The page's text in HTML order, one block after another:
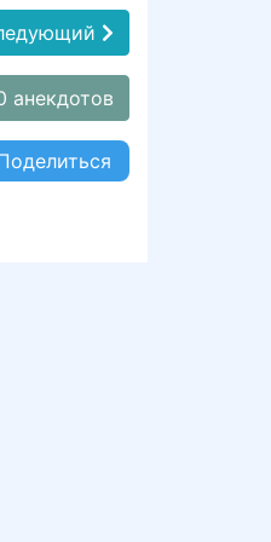
анекдотов